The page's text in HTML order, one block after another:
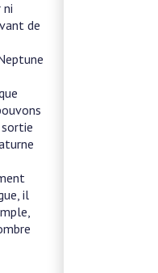
ni
de
il